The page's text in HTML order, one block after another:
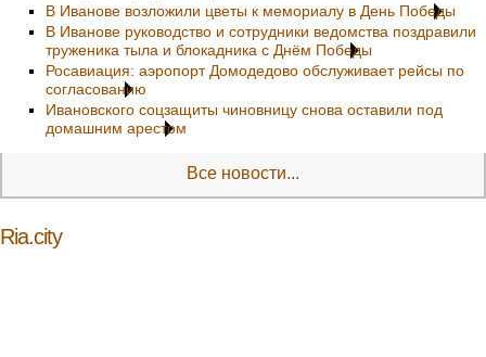
В Иванове возложили цветы к мемориалу в День Победы
В Иванове руководство и сотрудники ведомства поздравили
труженика тыла и блокадника с Днём Победы
Росавиация: аэропорт Домодедово обслуживает рейсы по
согласованию
Ивановского соцзащиты чиновницу снова оставили под
домашним арестом
Все новости...
Ria.city